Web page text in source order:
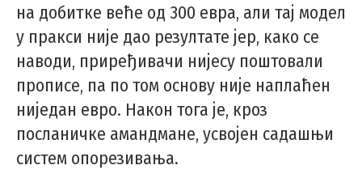
на добитке веће од 300 евра, али тај модел
у пракси није дао резултате јер, како се
наводи, приређивачи нијесу поштовали
прописе, па по том основу није наплаћен
ниједан евро. Након тога је, кроз
посланичке амандмане, усвојен садашњи
систем опорезивања.